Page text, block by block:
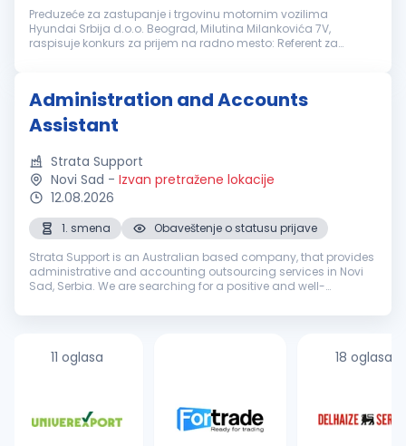
Preduzeće za zastupanje i trgovinu motornim vozilima
Hyundai Srbija d.o.o. Beograd, Milutina Milankovića 7V,
raspisuje konkurs za prijem na radno mesto: Referent za
Administration and Accounts
Assistant
Strata Support
Novi Sad - Izvan pretražene lokacije
12.08.2026
1. smena
Obaveštenje o statusu prijave
Strata Support is an Australian based company, that provides
administrative and accounting outsourcing services in Novi
Sad, Serbia. We are searching for a positive and well-
understanding of the English l...
11 oglasa 18 oglasa